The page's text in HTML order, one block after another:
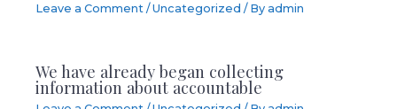
Leave a Comment /Uncategorized / Byadmin
We have already began collecting
information about accountable